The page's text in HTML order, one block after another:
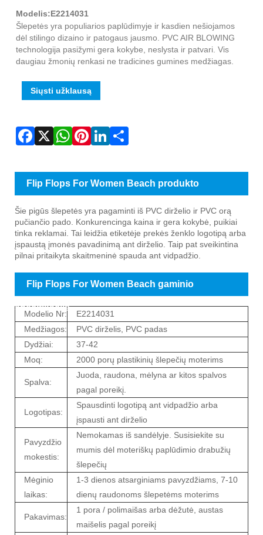
Modelis:E2214031
Šlepetės yra populiarios paplūdimyje ir kasdien nešiojamos
dėl stilingo dizaino ir patogaus jausmo. PVC AIR BLOWING
technologija pasižymi gera kokybe, neslysta ir patvari. Vis
daugiau žmonių renkasi ne tradicines gumines medžiagas.
Siųsti užklausą
Flip Flops For Women Beach produkto
pristatymas
Šie pigūs šlepetės yra pagaminti iš PVC dirželio ir PVC orą
pučiančio pado. Konkurencinga kaina ir gera kokybė, puikiai
tinka reklamai. Tai leidžia etiketėje prekės ženklo logotipą arba
įspaustą įmonės pavadinimą ant dirželio. Taip pat sveikintina
pilnai pritaikyta skaitmeninė spauda ant vidpadžio.
Flip Flops For Women Beach gaminio
specifikacija
Modelio Nr:
E2214031
Medžiagos:
PVC dirželis, PVC padas
Dydžiai:
37-42
Moq:
2000 porų plastikinių šlepečių moterims
Spalva:
Juoda, raudona, mėlyna ar kitos spalvos
pagal poreikį.
Logotipas:
Spausdinti logotipą ant vidpadžio arba
įspausti ant dirželio
Pavyzdžio
mokestis:
Nemokamas iš sandėlyje. Susisiekite su
mumis dėl moteriškų paplūdimio drabužių
šlepečių
Mėginio
laikas:
1-3 dienos atsarginiams pavyzdžiams, 7-10
dienų raudonoms šlepetėms moterims
Pakavimas:
1 pora / polimaišas arba dėžutė, austas
maišelis pagal poreikį